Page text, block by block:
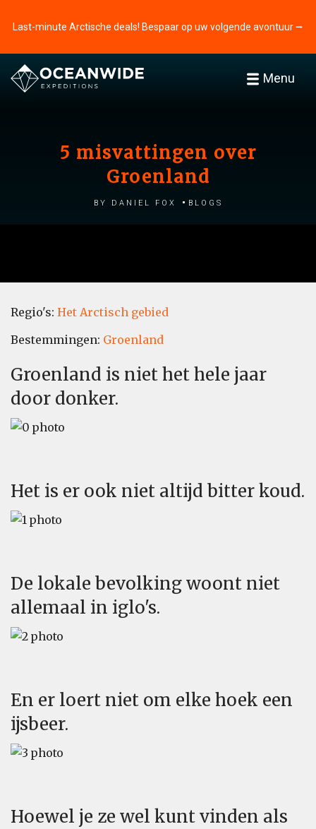
Last-minute Arctische deals! Bespaar op uw volgende avontuur ⭢
Menu
5 misvattingen over
Groenland
by Daniel Fox Blogs
Regio's: Het Arctisch gebied
Bestemmingen: Groenland
Groenland is niet het hele jaar
door donker.
Het is er ook niet altijd bitter koud.
De lokale bevolking woont niet
allemaal in iglo's.
En er loert niet om elke hoek een
ijsbeer.
Hoewel je ze wel kunt vinden als